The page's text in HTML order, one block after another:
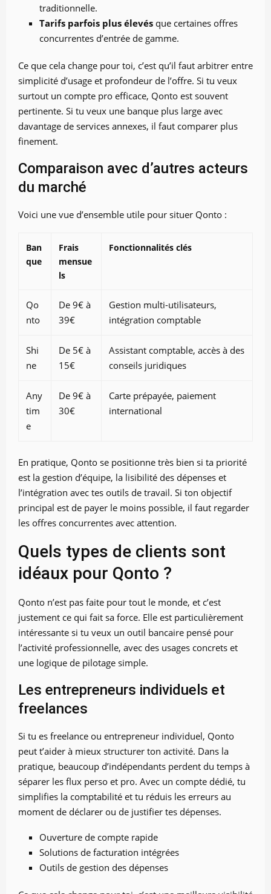
traditionnelle.
Tarifs parfois plus élevés que certaines offres
concurrentes d’entrée de gamme.
Ce que cela change pour toi, c’est qu’il faut arbitrer entre
simplicité d’usage et profondeur de l’offre. Si tu veux
surtout un compte pro efficace, Qonto est souvent
pertinente. Si tu veux une banque plus large avec
davantage de services annexes, il faut comparer plus
finement.
Comparaison avec d’autres acteurs
du marché
Voici une vue d’ensemble utile pour situer Qonto :
Ban
que
Frais
mensue
ls
Fonctionnalités clés
Qo
nto
De 9€ à
39€
Gestion multi-utilisateurs,
intégration comptable
Shi
ne
De 5€ à
15€
Assistant comptable, accès à des
conseils juridiques
Any
tim
e
De 9€ à
30€
Carte prépayée, paiement
international
En pratique, Qonto se positionne très bien si ta priorité
est la gestion d’équipe, la lisibilité des dépenses et
l’intégration avec tes outils de travail. Si ton objectif
principal est de payer le moins possible, il faut regarder
les offres concurrentes avec attention.
Quels types de clients sont
idéaux pour Qonto ?
Qonto n’est pas faite pour tout le monde, et c’est
justement ce qui fait sa force. Elle est particulièrement
intéressante si tu veux un outil bancaire pensé pour
l’activité professionnelle, avec des usages concrets et
une logique de pilotage simple.
Les entrepreneurs individuels et
freelances
Si tu es freelance ou entrepreneur individuel, Qonto
peut t’aider à mieux structurer ton activité. Dans la
pratique, beaucoup d’indépendants perdent du temps à
séparer les flux perso et pro. Avec un compte dédié, tu
simplifies la comptabilité et tu réduis les erreurs au
moment de déclarer ou de justifier tes dépenses.
Ouverture de compte rapide
Solutions de facturation intégrées
Outils de gestion des dépenses